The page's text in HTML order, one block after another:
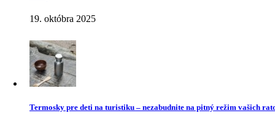
19. októbra 2025
Termosky pre deti na turistiku – nezabudnite na pitný režim vašich